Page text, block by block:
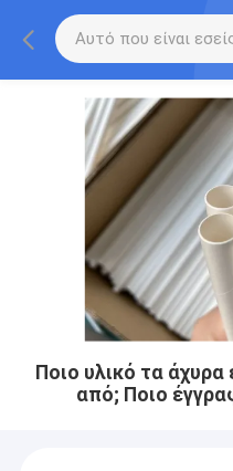
Ποιο υλικό τα
από; Ποιο